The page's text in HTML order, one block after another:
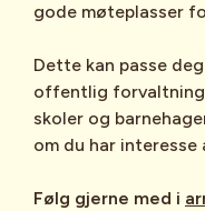
gode møteplasser
Dette kan passe
offentlig
skoler og
om du har
Følg gjerne med i